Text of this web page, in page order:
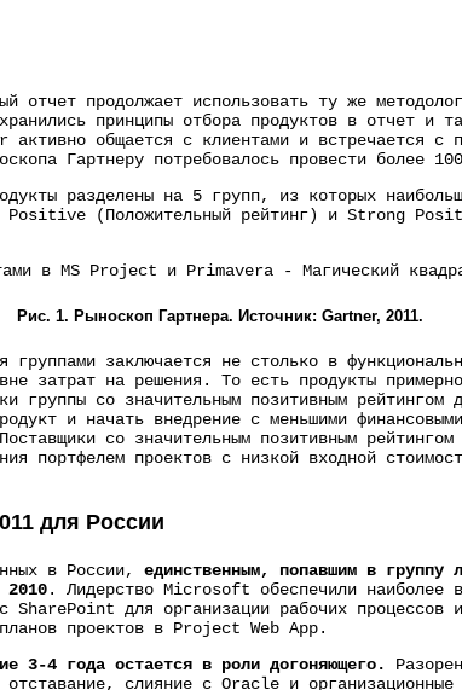
отчет продолжает использовать ту же
принципы отбора продуктов в отчет и
активно общается с клиентами и встречается с
Гартнеру потребовалось провести более
разделены на 5 групп, из которых
Positive (Положительный рейтинг) и Strong
Рис. 1. Рыноскоп Гартнера. Источник: Gartner, 2011.
группами заключается не столько в
затрат на решения. То есть продукты
группы со значительным позитивным рейтингом
и начать внедрение с меньшими
со значительным позитивным рейтингом
портфелем проектов с низкой входной
для России
в России, единственным, попавшим в группу
. Лидерство Microsoft обеспечили наиболее
SharePoint для организации рабочих процессов
проектов в Project Web App.
3-4 года остается в роли догоняющего.
отставание, слияние с Oracle и